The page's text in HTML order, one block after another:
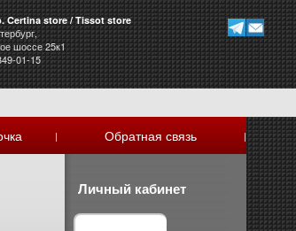
Certina store / Tissot store
шоссе 25к1
01-15
| Обратная связь |
Личный кабинет